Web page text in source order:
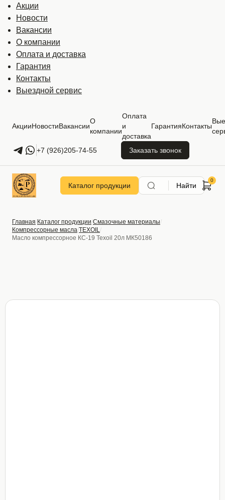
Акции
Новости
Вакансии
О компании
Оплата и доставка
Гарантия
Контакты
Выездной сервис
АкцииНовостиВакансии
О
компании
Оплата
и
доставка
ГарантияКонтакты
+7 (926)205-74-55 Заказать звонок
Каталог продукции Найти
Главная Каталог продукции Смазочные материалы
Компрессорные масла TEXOIL
Масло компрессорное КС-19 Texoil 20л МК50186